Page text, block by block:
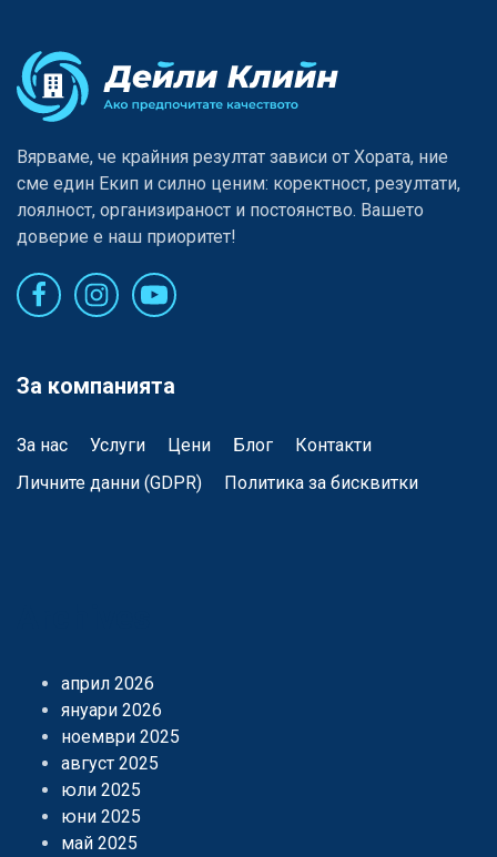
Вярваме, че крайния резултат зависи от Хората, ние
сме един Eкип и силно ценим: коректност, резултати,
лоялност, организираност и постоянство. Вашето
доверие е наш приоритет!
За компанията
За нас Услуги Цени Блог
Контакти
Личните данни (GDPR)
Политика за бисквитки
април 2026
януари 2026
ноември 2025
август 2025
юли 2025
юни 2025
май 2025